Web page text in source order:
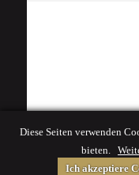
Diese Seiten verwenden
bieten.
Ich akzeptiere